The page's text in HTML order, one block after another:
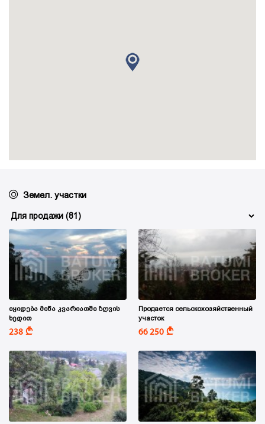
Земел. участки
იყიდება მიწა კვარიათში ზღვის
ხედით
238 A
Продается сельскохозяйственный
участок
66 250 A